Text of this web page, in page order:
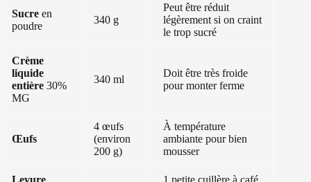
Sucre en
poudre
340 g
Peut être réduit
légèrement si on craint
le trop sucré
Crème
liquide
entière 30%
MG
340 ml
Doit être très froide
pour monter ferme
Œufs
4 œufs
(environ
200 g)
À température
ambiante pour bien
mousser
Levure 1 petite cuillère à café